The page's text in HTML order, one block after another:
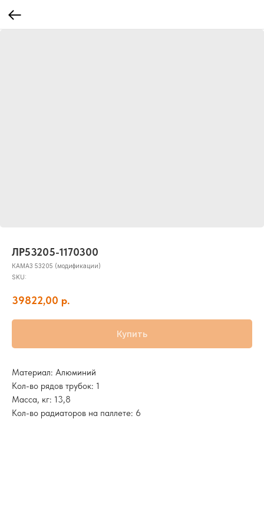
ЛР53205-1170300
КАМАЗ 53205 (модификации)
SKU:
39822,00 р.
Купить
Материал: Алюминий
Кол-во рядов трубок: 1
Масса, кг: 13,8
Кол-во радиаторов на паллете: 6